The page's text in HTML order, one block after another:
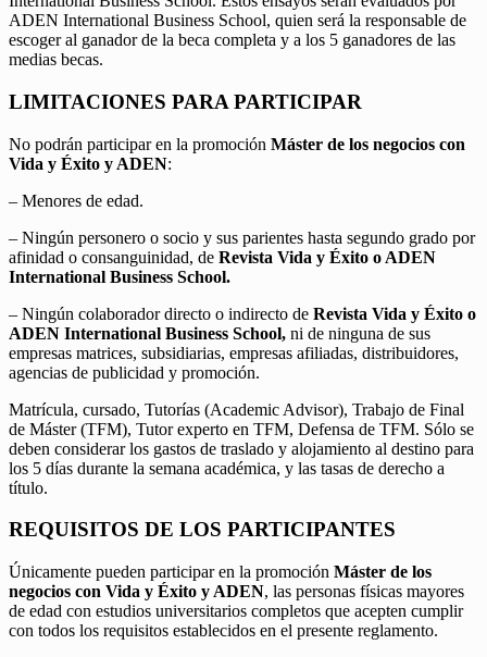
ADEN International Business School, quien será la responsable de
escoger al ganador de la beca completa y a los 5 ganadores de las
medias becas.
LIMITACIONES PARA PARTICIPAR
No podrán participar en la promoción Máster de los negocios con
Vida y Éxito y ADEN:
– Menores de edad.
– Ningún personero o socio y sus parientes hasta segundo grado por
afinidad o consanguinidad, de Revista Vida y Éxito o ADEN
International Business School.
– Ningún colaborador directo o indirecto de Revista Vida y Éxito o
ADEN International Business School, ni de ninguna de sus
empresas matrices, subsidiarias, empresas afiliadas, distribuidores,
agencias de publicidad y promoción.
Matrícula, cursado, Tutorías (Academic Advisor), Trabajo de Final
de Máster (TFM), Tutor experto en TFM, Defensa de TFM. Sólo se
deben considerar los gastos de traslado y alojamiento al destino para
los 5 días durante la semana académica, y las tasas de derecho a
título.
REQUISITOS DE LOS PARTICIPANTES
Únicamente pueden participar en la promoción Máster de los
negocios con Vida y Éxito y ADEN, las personas físicas mayores
de edad con estudios universitarios completos que acepten cumplir
con todos los requisitos establecidos en el presente reglamento.